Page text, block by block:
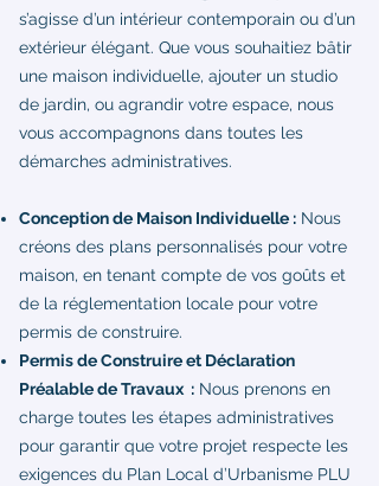
s’agisse d’un intérieur contemporain ou d’un
extérieur élégant. Que vous souhaitiez bâtir
une maison individuelle, ajouter un studio
de jardin, ou agrandir votre espace, nous
vous accompagnons dans toutes les
démarches administratives.
Conception de Maison Individuelle : Nous
créons des plans personnalisés pour votre
maison, en tenant compte de vos goûts et
de la réglementation locale pour votre
permis de construire.
Permis de Construire et Déclaration
Préalable de Travaux : Nous prenons en
charge toutes les étapes administratives
pour garantir que votre projet respecte les
exigences du Plan Local d’Urbanisme PLU